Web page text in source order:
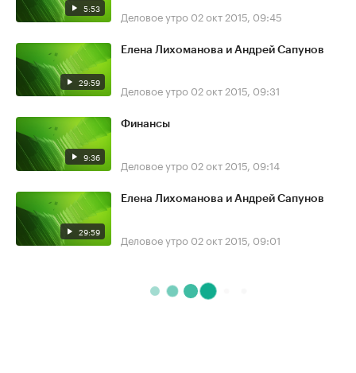
5:53 Деловое утро 02 окт 2015, 09:45
29:59
Елена Лихоманова и Андрей Сапунов
Деловое утро 02 окт 2015, 09:31
9:36
Финансы
Деловое утро 02 окт 2015, 09:14
29:59
Елена Лихоманова и Андрей Сапунов
Деловое утро 02 окт 2015, 09:01